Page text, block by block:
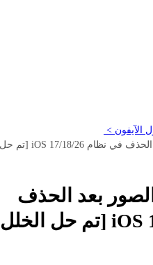
الآيفون >
حل مشكلة عودة الصور بعد الحذف في نظام iOS 17/18/26 [تم حل
بعد الحذف